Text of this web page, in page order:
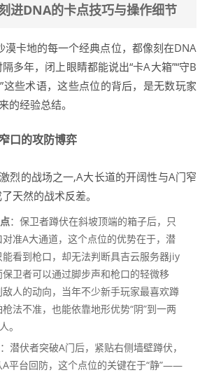
进DNA的卡点技巧与操作细节
漠卡地的每一个经典点位，都像刻在DNA
多年，闭上眼睛都能说出“卡A大箱”“守B
这些术语，这些点位的背后，是无数玩家
的经验总结。
口的攻防博弈
烈的战场之一,A大长道的开阔性与A门窄
天然的战术反差。
：保卫者蹲伏在斜坡顶端的箱子后，只
准A大通道，这个点位的优势在于，潜
看到枪口，却无法判断具吉云服务器jiy
卫者可以通过脚步声和枪口的轻微移
人的动向，当年不少新手玩家最喜欢蹲
法不准，也能依靠地形优势“阴”到一两
。
：潜伏者突破A门后，紧贴右侧墙壁蹲伏，
A平台回防，这个点位的关键在于“静”——